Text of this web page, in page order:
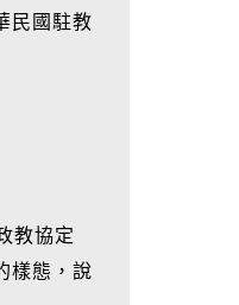
民國駐教
教協定
樣態，說